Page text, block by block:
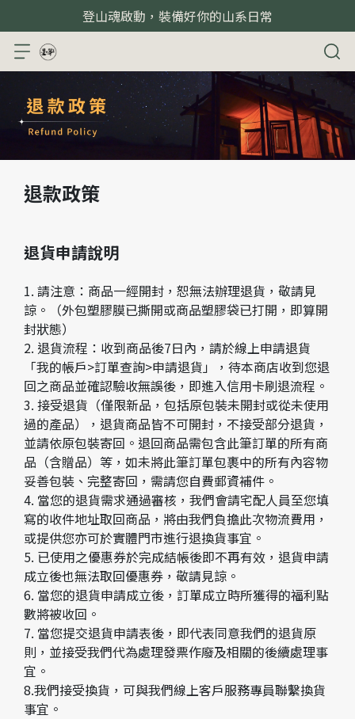
登山魂啟動，裝備好你的山系日常
退款政策
退貨申請說明
1. 請注意：商品一經開封，恕無法辦理退貨，敬請見
諒。（外包塑膠膜已撕開或商品塑膠袋已打開，即算開
封狀態）
2. 退貨流程：收到商品後7日內，請於線上申請退貨
「我的帳戶>訂單查詢>申請退貨」，待本商店收到您退
回之商品並確認驗收無誤後，即進入信用卡刷退流程。
3. 接受退貨（僅限新品，包括原包裝未開封或從未使用
過的產品），退貨商品皆不可開封，不接受部分退貨，
並請依原包裝寄回。退回商品需包含此筆訂單的所有商
品（含贈品）等，如未將此筆訂單包裹中的所有內容物
妥善包裝、完整寄回，需請您自費郵資補件。
4. 當您的退貨需求通過審核，我們會請宅配人員至您填
寫的收件地址取回商品，將由我們負擔此次物流費用，
或提供您亦可於實體門市進行退換貨事宜。
5. 已使用之優惠券於完成結帳後即不再有效，退貨申請
成立後也無法取回優惠券，敬請見諒。
6. 當您的退貨申請成立後，訂單成立時所獲得的福利點
數將被收回。
7. 當您提交退貨申請表後，即代表同意我們的退貨原
則，並接受我們代為處理發票作廢及相關的後續處理事
宜。
8.我們接受換貨，可與我們線上客戶服務專員聯繫換貨
事宜。